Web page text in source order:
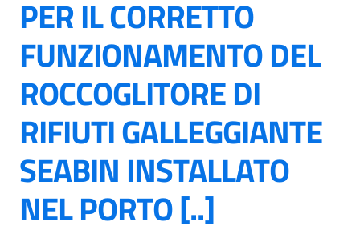
PER IL CORRETTO
FUNZIONAMENTO DEL
ROCCOGLITORE DI
RIFIUTI GALLEGGIANTE
SEABIN INSTALLATO
NEL PORTO [..]